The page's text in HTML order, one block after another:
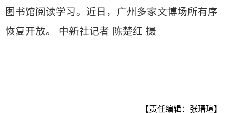
图书馆阅读学习。近日，广州多家文博场所有序
恢复开放。 中新社记者 陈楚红 摄
【责任编辑：张瑨瑄】